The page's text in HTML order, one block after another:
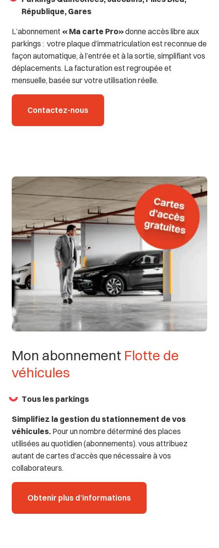
République, Gares
L’abonnement « Ma carte Pro»donne accès libre aux
parkings : votre plaque d’immatriculation est reconnue de
façon automatique, à l’entrée et à la sortie, simplifiant vos
déplacements. La facturation est regroupée et
mensuelle, basée sur votre utilisation réelle.
Contactez-nous
Mon abonnement Flotte de
véhicules
Tous les parkings
Simplifiez la gestion du stationnement de vos
véhicules. Pour un nombre déterminé des places
utilisées au quotidien (abonnements). vous attribuez
autant de cartes d’accès que nécessaire à vos
collaborateurs.
Obtenir plus d’informations